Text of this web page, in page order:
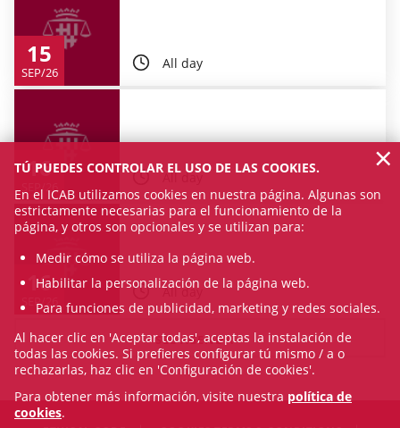
15
SEP/26
All day
16
SEP/26
All day
16
SEP/26
All day
SEE AGENDA
TÚ PUEDES CONTROLAR EL USO DE LAS COOKIES.
En el ICAB utilizamos cookies en nuestra página. Algunas son
estrictamente necesarias para el funcionamiento de la
página, y otros son opcionales y se utilizan para:
Medir cómo se utiliza la página web.
Habilitar la personalización de la página web.
Para funciones de publicidad, marketing y redes sociales.
Al hacer clic en 'Aceptar todas', aceptas la instalación de
todas las cookies. Si prefieres configurar tú mismo / a o
rechazarlas, haz clic en 'Configuración de cookies'.
Para obtener más información, visite nuestra política de
cookies.
×